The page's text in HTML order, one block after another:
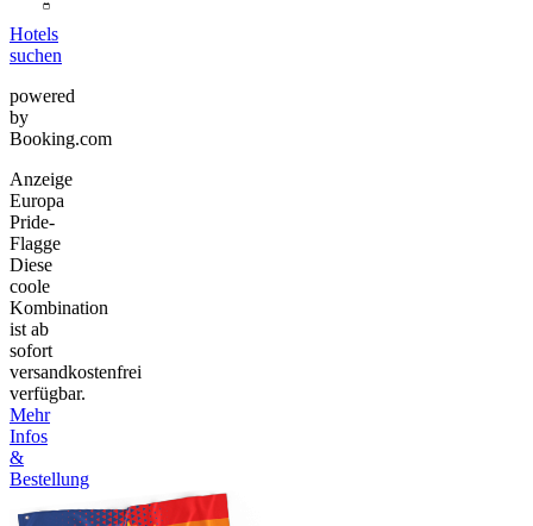
Hotels
suchen
powered
by
Booking.com
Anzeige
Europa
Pride-
Flagge
Diese
coole
Kombination
ist ab
sofort
versandkostenfrei
verfügbar.
Mehr
Infos
&
Bestellung